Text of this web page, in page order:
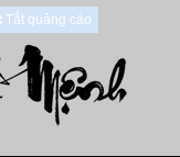
Tắt quảng cáo